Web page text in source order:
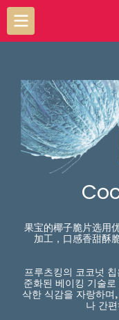
果宝的椰子脆片选用
加工，口感香甜酥
프루츠킹의 코코넛
준화된 베이킹 기술
삭한 식감을 자랑하며
나 간